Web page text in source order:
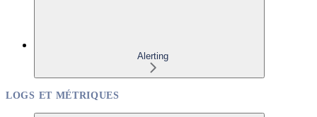
Alerting
LOGS ET MÉTRIQUES